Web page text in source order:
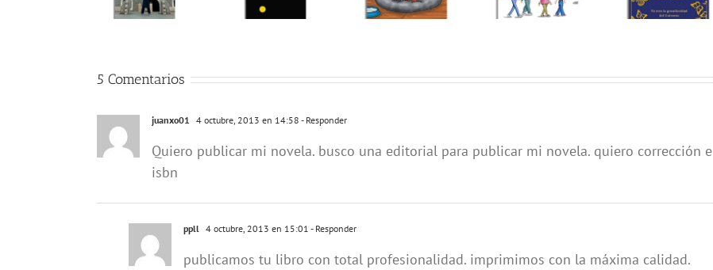
5 Comentarios
juanxo01 4 octubre, 2013 en 14:58 - Responder
Quiero publicar mi novela. busco una editorial para publicar mi novela. quiero corrección e
isbn
ppll 4 octubre, 2013 en 15:01 - Responder
publicamos tu libro con total profesionalidad. imprimimos con la máxima calidad.